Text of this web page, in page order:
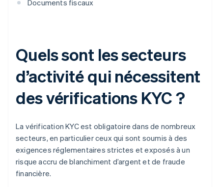
Documents fiscaux
Quels sont les secteurs
d’activité qui nécessitent
des vérifications KYC ?
La vérification KYC est obligatoire dans de nombreux
secteurs, en particulier ceux qui sont soumis à des
exigences réglementaires strictes et exposés à un
risque accru de blanchiment d’argent et de fraude
financière.